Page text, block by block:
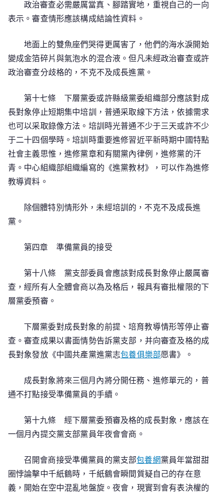
政治審查必需嚴厲當真、腳踏實地，重視自己的一向
表示。審查情形應該構成結論性資料。
地面上的雙魚座們哭得更厲害了，他們的海水淚開始
變成金箔碎片與氣泡水的混合液。但凡未經政治審查或許
政治審查分歧格的，不克不及成長進黨。
第十七條 下層黨委或許縣級黨委組織部分應該對成
長對象停止短期集中培訓，普通采取線下方法，依據需求
也可以采取錄像方法。培訓時光普通不少于三天或許不少
于二十四個學時。培訓時重要進修習近平新時期中國特點
社會主義思惟，進修黨章和有關黨內律例，進修黨的汗
青。中心組織部組織編寫的《進黨教材》，可以作為進修
教導資料。
除個體特別情形外，未經培訓的，不克不及成長進
黨。
第四章 準備黨員的接受
第十八條 黨支部委員會應該對成長對象停止嚴厲審
查，經所有人全體會商以為及格后，報具有審批權限的下
層黨委預審。
下層黨委對成長對象的前提、培育教導情形等停止審
查。審查成果以書面情勢告訴黨支部，并向審查及格的成
長對象發放《中國共產黨進黨志包養俱樂部愿書》。
成長對象將來三個月內將分開任務、進修單元的，普
通不打點接受準備黨員的手續。
第十九條 經下層黨委預審及格的成長對象，應該在
一個月內提交黨支部黨員年夜會會商。
召開會商接受準備黨員的黨支部包養網黨員年當甜甜
圈悖論擊中千紙鶴時，千紙鶴會瞬間質疑自己的存在意
義，開始在空中混亂地盤旋。夜會，現實到會有表決權的